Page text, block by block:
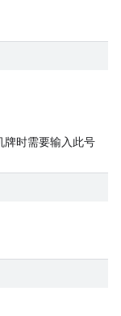
牌时需要输入此号